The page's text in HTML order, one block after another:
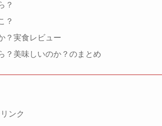
？
？
？実食レビュー
？美味しいのか？のまとめ
ンク